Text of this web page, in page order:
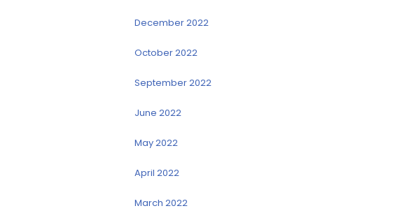
December 2022
October 2022
September 2022
June 2022
May 2022
April 2022
March 2022